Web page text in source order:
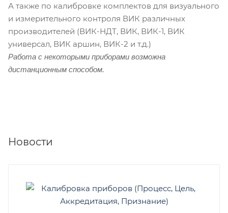
А также по калибровке комплектов для визуального
и измерительного контроля ВИК различных
производителей (ВИК-НДТ, ВИК, ВИК-1, ВИК
универсал, ВИК аршин, ВИК-2 и т.д.)
Работа с некоторыми приборами возможна
дистанционным способом.
Новости